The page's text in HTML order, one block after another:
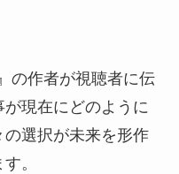
の作者が視聴者に伝
現在にどのように
選択が未来を形作
。